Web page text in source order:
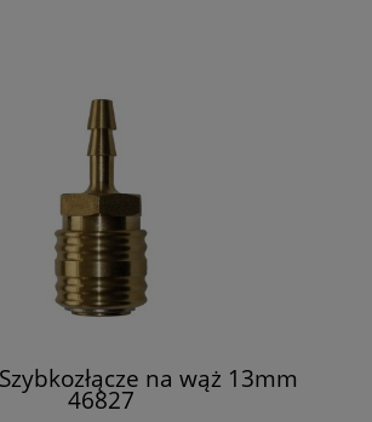
na wąż 13mm
46827